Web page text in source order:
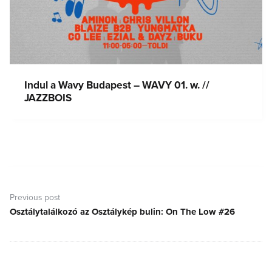
Indul a Wavy Budapest – WAVY 01. w. //
JAZZBOIS
navigáció
Previous post
Previous
Osztálytalálkozó az Osztálykép bulin: On The Low #26